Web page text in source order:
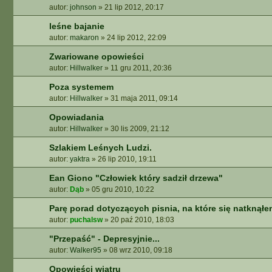
autor: johnson » 21 lip 2012, 20:17
leśne bajanie
autor: makaron » 24 lip 2012, 22:09
Zwariowane opowieści
autor: Hillwalker » 11 gru 2011, 20:36
Poza systemem
autor: Hillwalker » 31 maja 2011, 09:14
Opowiadania
autor: Hillwalker » 30 lis 2009, 21:12
Szlakiem Leśnych Ludzi.
autor: yaktra » 26 lip 2010, 19:11
Ean Giono "Człowiek który sadził drzewa"
autor: Dąb » 05 gru 2010, 10:22
Parę porad dotyczących pisnia, na które się
autor: puchalsw» 20 paź 2010, 18:03
"Przepaść" - Depresyjnie...
autor: Walker95 » 08 wrz 2010, 09:18
Opowieści wiatru